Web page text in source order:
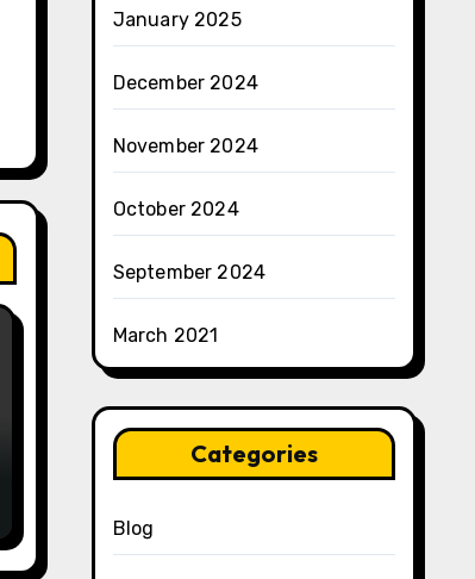
January 2025
December 2024
November 2024
October 2024
September 2024
March 2021
Categories
Blog